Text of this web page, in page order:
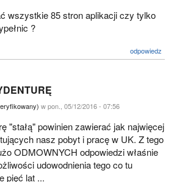
wszystkie 85 stron aplikacji czy tylko
?
odpowiedz
w pon., 05/12/2016 - 07:56
"stałą" powinien zawierać jak najwięcej
nasz pobyt i pracę w UK. Z tego
ODMOWNYCH odpowiedzi właśnie
udowodnienia tego co tu
pięć lat ...